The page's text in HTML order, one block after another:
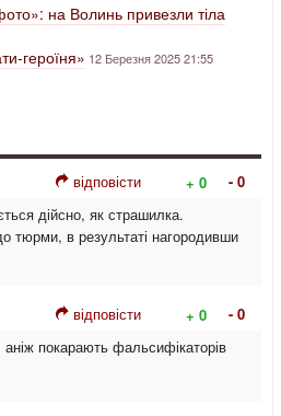
на Волинь привезли тіла
героїня» 12 Березня 2025 21:55
відповісти + 0
- 0
дійсно, як страшилка.
тюрми, в результаті нагородивши
відповісти + 0
- 0
покарають фальсифікаторів